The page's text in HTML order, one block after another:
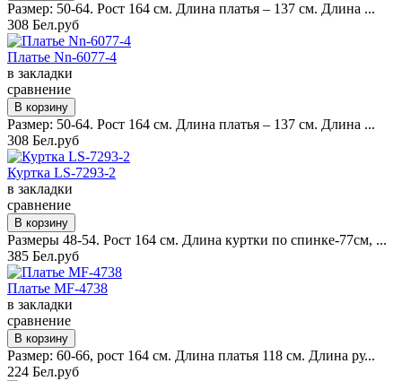
Размер: 50-64. Рост 164 см. Длина платья – 137 см. Длина ...
308 Бел.руб
Платье Nn-6077-4
в закладки
сравнение
Размер: 50-64. Рост 164 см. Длина платья – 137 см. Длина ...
308 Бел.руб
Куртка LS-7293-2
в закладки
сравнение
Размеры 48-54. Рост 164 см. Длина куртки по спинке-77см, ...
385 Бел.руб
Платье MF-4738
в закладки
сравнение
Размер: 60-66, рост 164 см. Длина платья 118 см. Длина ру...
224 Бел.руб